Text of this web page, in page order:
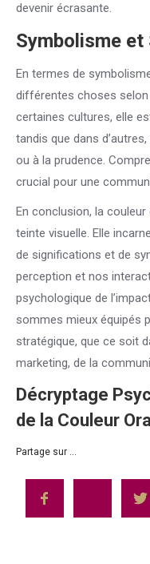
devenir écrasante.
Symbolisme
En termes de
différentes choses selon
certaines cultures, elle
tandis que dans
ou à la prudence.
crucial pour une
En conclusion, la couleur
teinte visuelle. Elle
de significations et de
perception et nos
psychologique de
sommes mieux équipés
stratégique, que ce soit
marketing, de la
Décryptage
de la Couleur
Partage sur ...